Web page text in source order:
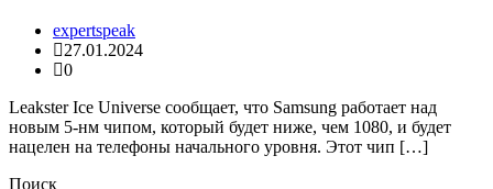
expertspeak
27.01.2024
0
Leakster Ice Universe сообщает, что Samsung работает над
новым 5-нм чипом, который будет ниже, чем 1080, и будет
нацелен на телефоны начального уровня. Этот чип […]
Поиск